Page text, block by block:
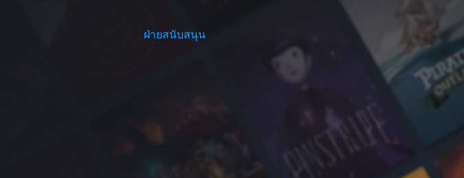
ฝ่ายสนับสนุน